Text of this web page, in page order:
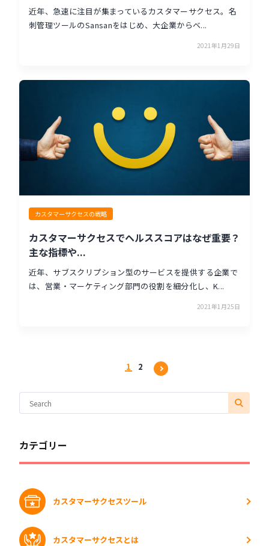
近年、急速に注目が集まっているカスタマーサクセス。名
刺管理ツールのSansanをはじめ、大企業からベ...
2021年1月29日
カスタマーサクセスの戦略
カスタマーサクセスでヘルススコアはなぜ重要？
主な指標や...
近年、サブスクリプション型のサービスを提供する企業で
は、営業・マーケティング部門の役割を細分化し、K...
2021年1月25日
1 2
カテゴリー
カスタマーサクセスツール
カスタマーサクセスとは